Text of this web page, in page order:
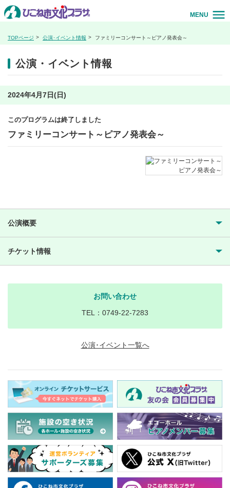
MENU
TOPページ 公演･イベント情報 ファミリーコンサート～ピアノ発表会～
公演・イベント情報
2024年4月7日(日)
このプログラムは終了しました
ファミリーコンサート～ピアノ発表会～
公演概要
チケット情報
お問い合わせ
TEL：0749-22-7283
公演･イベント一覧へ